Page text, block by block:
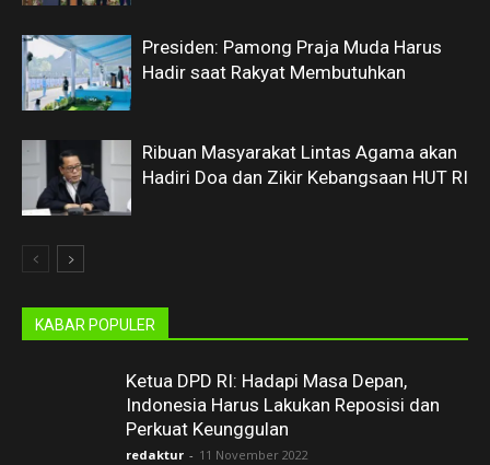
Presiden: Pamong Praja Muda Harus
Hadir saat Rakyat Membutuhkan
Ribuan Masyarakat Lintas Agama akan
Hadiri Doa dan Zikir Kebangsaan HUT RI
KABAR POPULER
Ketua DPD RI: Hadapi Masa Depan,
Indonesia Harus Lakukan Reposisi dan
Perkuat Keunggulan
redaktur - 11 November 2022